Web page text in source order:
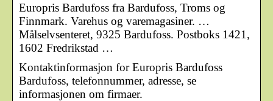
Europris Bardufoss fra Bardufoss, Troms og
Finnmark. Varehus og varemagasiner. …
Målselvsenteret, 9325 Bardufoss. Postboks 1421,
1602 Fredrikstad …
Kontaktinformasjon for Europris Bardufoss
Bardufoss, telefonnummer, adresse, se
informasjonen om firmaer.